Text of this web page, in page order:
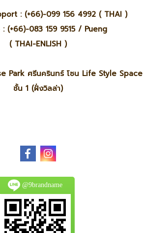
: (+66)-099 156 4992 ( THAI )
(+66)-083 159 9515 / Pueng
( THAI-ENLISH )
Park ศรีนครินทร์ โซน Life Style Space
ชั้น 1 (ฝั่งวิลล่า)
@9brandname